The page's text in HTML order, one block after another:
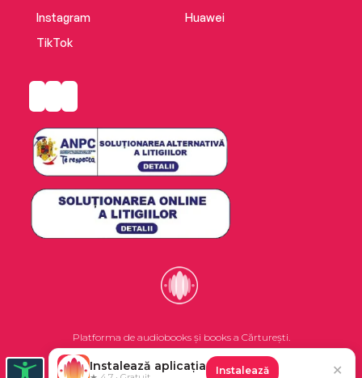
Instagram
TikTok
Huawei
Platforma de audiobooks și books a Cărturești.
Instalează aplicația Instalează ✕